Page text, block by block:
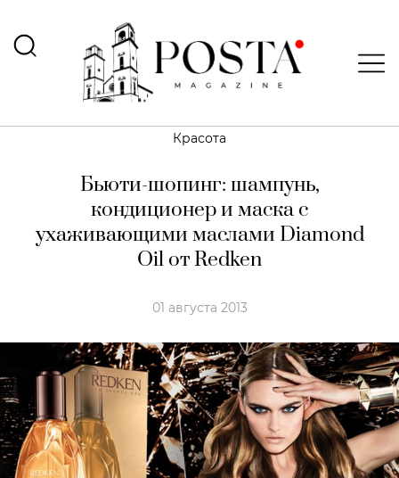
Красота
Бьюти-шопинг: шампунь,
кондиционер и маска с
ухаживающими маслами Diamond
Oil от Redken
01 августа 2013